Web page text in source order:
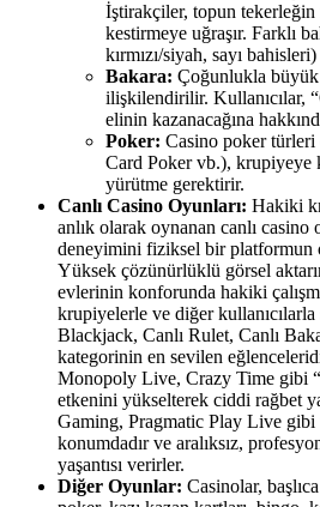
İştirakçiler, topun
kestirmeye uğraşır. Farklı
kırmızı/siyah, sayı
Bakara: Çoğunlukla
ilişkilendirilir. Kullanıcılar,
elinin kazanacağına
Poker: Casino poker
Card Poker vb.), krupiyeye
yürütme gerektirir.
Canlı Casino Oyunları: Hakiki
anlık olarak oynanan canlı
deneyimini fiziksel bir platformun
Yüksek çözünürlüklü görsel
evlerinin konforunda hakiki
krupiyelerle ve diğer
Blackjack, Canlı Rulet, Canlı
kategorinin en sevilen
Monopoly Live, Crazy Time gibi
etkenini yükselterek ciddi rağbet
Gaming, Pragmatic Play Live gibi
konumdadır ve aralıksız,
yaşantısı verirler.
Diğer Oyunlar: Casinolar,